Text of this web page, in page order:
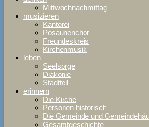
Mittwochnachmittag
musizieren
Kantorei
Posaunenchor
Freundeskreis
Kirchenmusik
leben
Seelsorge
Diakonie
Stadtteil
erinnern
Die Kirche
Personen historisch
Die Gemeinde und
Gesamtgeschichte